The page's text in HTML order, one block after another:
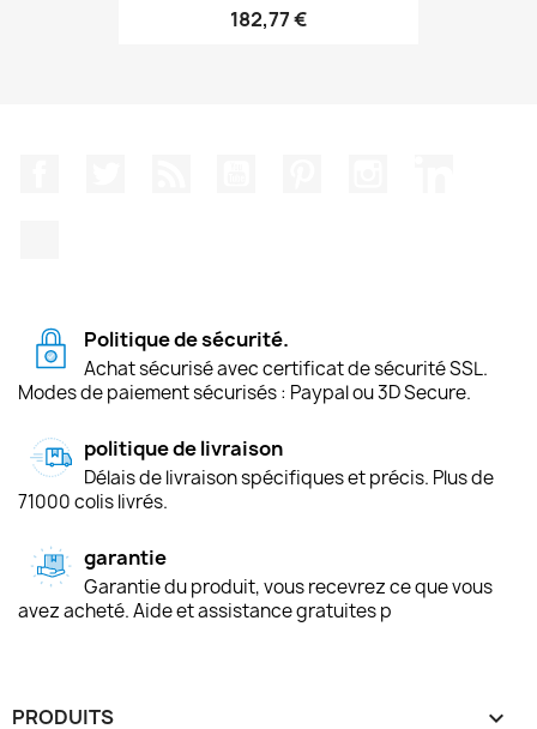
182,77 €
Politique de sécurité.
Achat sécurisé avec certificat de sécurité SSL.
Modes de paiement sécurisés : Paypal ou 3D Secure.
politique de livraison
Délais de livraison spécifiques et précis. Plus de
71000 colis livrés.
garantie
Garantie du produit, vous recevrez ce que vous
avez acheté. Aide et assistance gratuites p
PRODUITS 